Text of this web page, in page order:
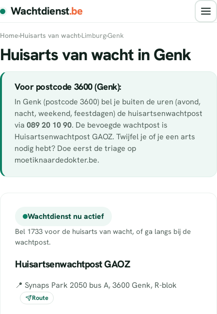
Wachtdienst.be
Home›Huisarts van wacht›Limburg›Genk
Huisarts van wacht in Genk
Voor postcode 3600 (Genk):
In Genk (postcode 3600) bel je buiten de uren (avond,
nacht, weekend, feestdagen) de huisartsenwachtpost
via 089 20 10 90. De bevoegde wachtpost is
Huisartsenwachtpost GAOZ. Twijfel je of je een arts
nodig hebt? Doe eerst de triage op
moetiknaardedokter.be.
Wachtdienst nu actief
Bel 1733 voor de huisarts van wacht, of ga langs bij de
wachtpost.
Huisartsenwachtpost GAOZ
📍 Synaps Park 2050 bus A, 3600 Genk, R-blok
Route